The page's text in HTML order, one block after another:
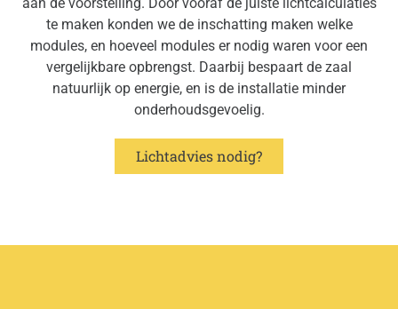
te maken konden we de inschatting maken welke
modules, en hoeveel modules er nodig waren voor een
vergelijkbare opbrengst. Daarbij bespaart de zaal
natuurlijk op energie, en is de installatie minder
onderhoudsgevoelig.
Lichtadvies nodig?